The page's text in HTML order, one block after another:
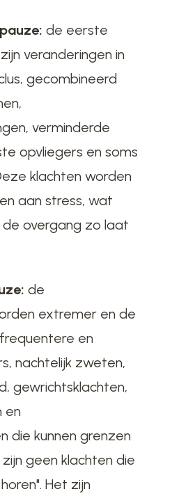
de eerste
veranderingen in
gecombineerd
verminderde
opvliegers en soms
klachten worden
aan stress, wat
overgang zo laat
de
extremer en de
en
nachtelijk zweten,
gewrichtsklachten,
en
die kunnen grenzen
geen klachten die
Het zijn